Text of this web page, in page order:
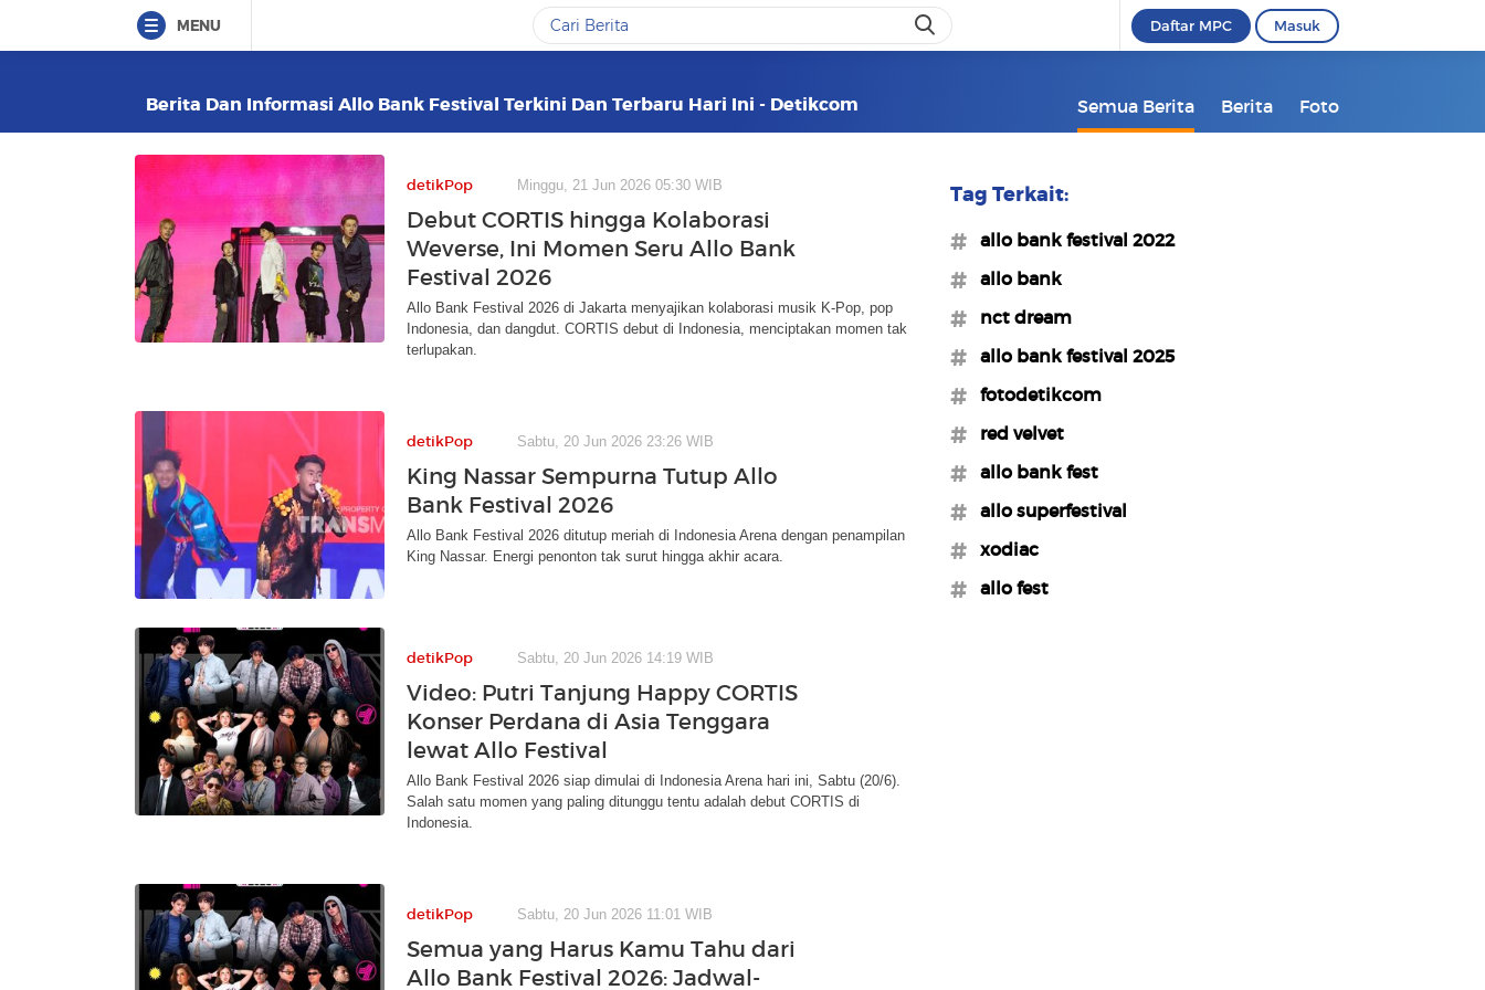
MENU Daftar MPC Masuk
Berita Dan Informasi Allo Bank Festival Terkini Dan Terbaru Hari Ini - Detikcom Semua Berita Berita Foto
detikPop Minggu, 21 Jun 2026 05:30 WIB
Debut CORTIS hingga Kolaborasi
Weverse, Ini Momen Seru Allo Bank
Festival 2026
Allo Bank Festival 2026 di Jakarta menyajikan kolaborasi musik K-Pop, pop
Indonesia, dan dangdut. CORTIS debut di Indonesia, menciptakan momen tak
terlupakan.
detikPop Sabtu, 20 Jun 2026 23:26 WIB
King Nassar Sempurna Tutup Allo
Bank Festival 2026
Allo Bank Festival 2026 ditutup meriah di Indonesia Arena dengan penampilan
King Nassar. Energi penonton tak surut hingga akhir acara.
detikPop Sabtu, 20 Jun 2026 14:19 WIB
Video: Putri Tanjung Happy CORTIS
Konser Perdana di Asia Tenggara
lewat Allo Festival
Allo Bank Festival 2026 siap dimulai di Indonesia Arena hari ini, Sabtu (20/6).
Salah satu momen yang paling ditunggu tentu adalah debut CORTIS di
Indonesia.
detikPop Sabtu, 20 Jun 2026 11:01 WIB
Semua yang Harus Kamu Tahu dari
Allo Bank Festival 2026: Jadwal-
Tag Terkait:
#allo bank festival 2022
#allo bank
#nct dream
#allo bank festival 2025
#fotodetikcom
#red velvet
#allo bank fest
#allo superfestival
#xodiac
#allo fest